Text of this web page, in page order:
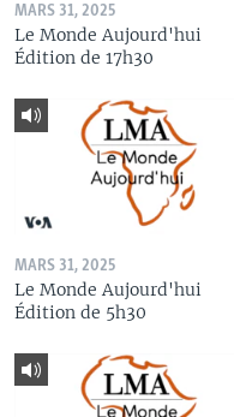
MARS 31, 2025
Le Monde Aujourd'hui
Édition de 17h30
MARS 31, 2025
Le Monde Aujourd'hui
Édition de 5h30